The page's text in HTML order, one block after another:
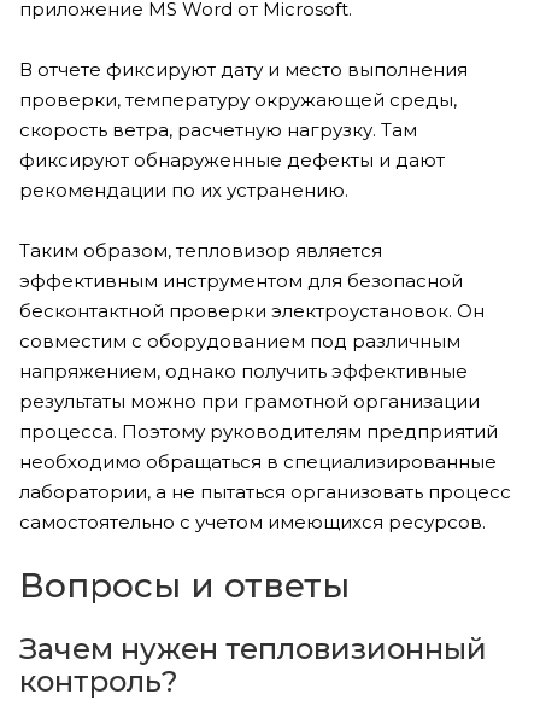
приложение MS Word от Microsoft.
В отчете фиксируют дату и место выполнения
проверки, температуру окружающей среды,
скорость ветра, расчетную нагрузку. Там
фиксируют обнаруженные дефекты и дают
рекомендации по их устранению.
Таким образом, тепловизор является
эффективным инструментом для безопасной
бесконтактной проверки электроустановок. Он
совместим с оборудованием под различным
напряжением, однако получить эффективные
результаты можно при грамотной организации
процесса. Поэтому руководителям предприятий
необходимо обращаться в специализированные
лаборатории, а не пытаться организовать процесс
самостоятельно с учетом имеющихся ресурсов.
Вопросы и ответы
Зачем нужен тепловизионный
контроль?